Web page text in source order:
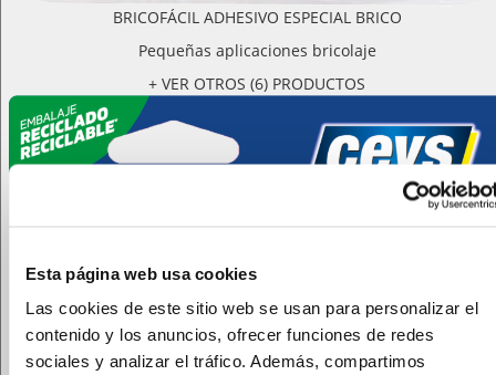
Esta página web usa cookies
Las cookies de este sitio web se usan para personalizar el
contenido y los anuncios, ofrecer funciones de redes
sociales y analizar el tráfico. Además, compartimos
BRICOFÁCIL ADHESIVO ESPECIAL BRICO
Pequeñas aplicaciones bricolaje
+ VER OTROS (6) PRODUCTOS